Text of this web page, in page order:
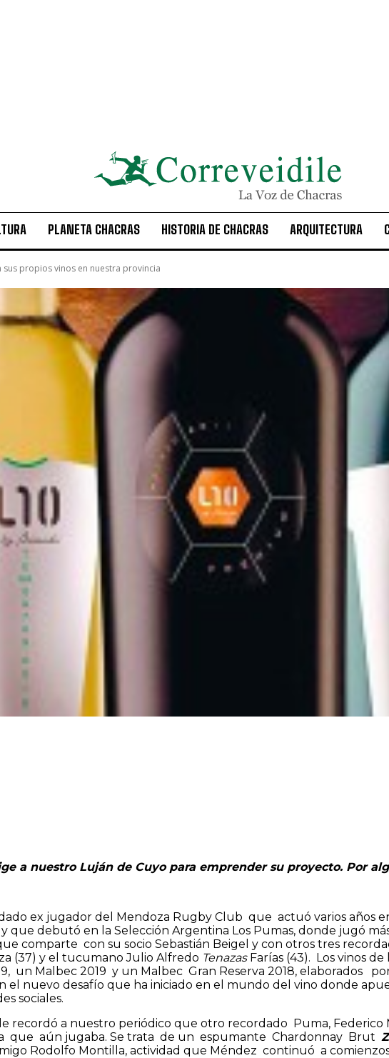
PLANETA CHACRAS HISTORIA DE CHACRAS ARQUITECTURA
propios vinos en nuestra provincia
a nuestro Luján de Cuyo para emprender su proyecto. Por
ex jugador del Mendoza Rugby Club que actuó varios años
debutó en la Selección Argentina Los Pumas, donde jugó
comparte con su socio Sebastián Beigel y con otros tres
(37) y el tucumano Julio Alfredo TenazasFarías (43). Los vinos
un Malbec 2019 y un Malbec Gran Reserva 2018, elaborados
el nuevo desafío que ha iniciado en el mundo del vino donde
sociales.
recordó a nuestro periódico que otro recordado Puma,
que aún jugaba. Se trata de un espumante Chardonnay Brut
Rodolfo Montilla, actividad que Méndez continuó a